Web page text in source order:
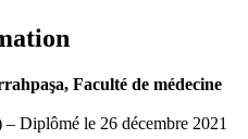
Faculté de médecine
Diplômé le 26 décembre 2021